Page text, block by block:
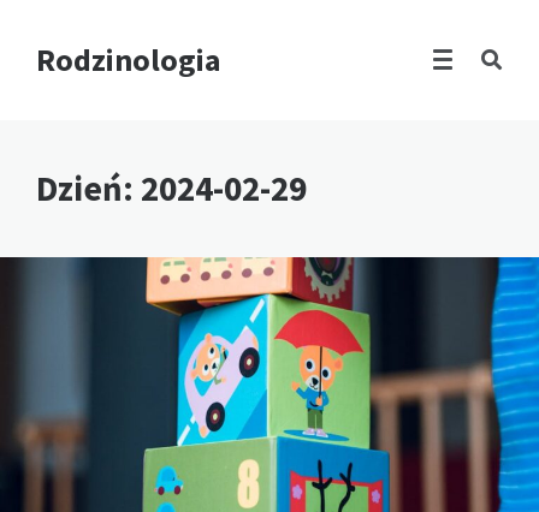
Rodzinologia
Dzień: 2024-02-29